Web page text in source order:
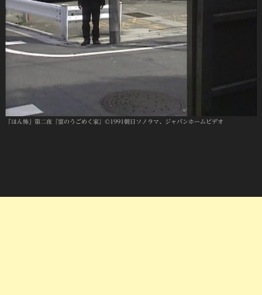
「ほん怖」第二夜『霊のうごめく家』©1991朝日ソノラマ、ジャパンホームビデオ